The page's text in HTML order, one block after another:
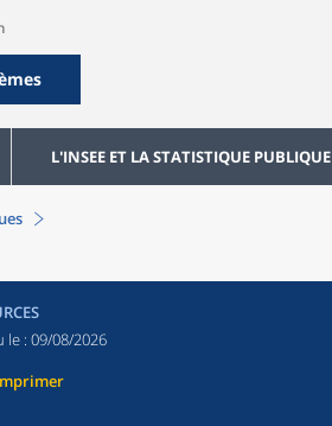
L'INSEE ET LA STATISTIQUE PUBLIQUE
le : 09/08/2026